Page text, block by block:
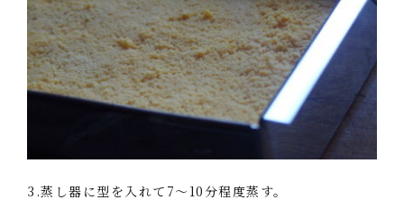
3.蒸し器に型を入れて7～10分程度蒸す。